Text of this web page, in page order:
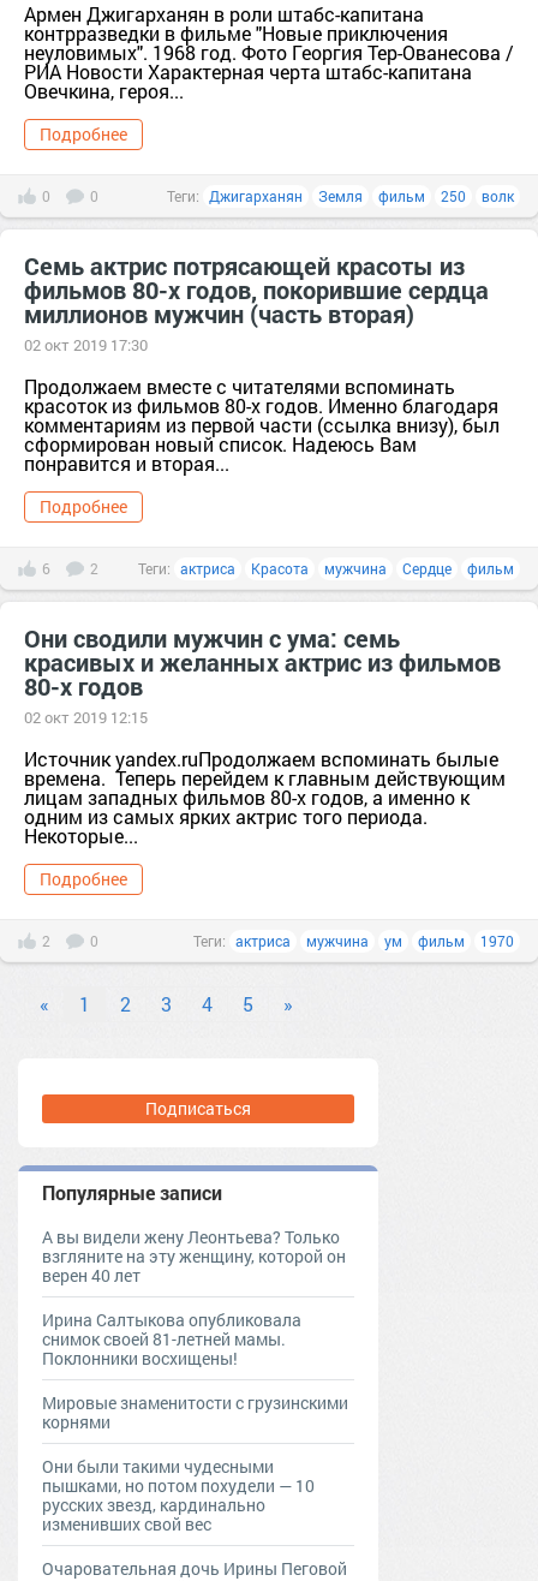
Армен Джигарханян в роли штабс-капитана
контрразведки в фильме "Новые приключения
неуловимых". 1968 год. Фото Георгия Тер-Ованесова /
РИА Новости Характерная черта штабс-капитана
Овечкина, героя...
Подробнее
0 0 Теги: Джигарханян Земля фильм 250 волк
Семь актрис потрясающей красоты из
фильмов 80-х годов, покорившие сердца
миллионов мужчин (часть вторая)
02 окт 2019 17:30
Продолжаем вместе с читателями вспоминать
красоток из фильмов 80-х годов. Именно благодаря
комментариям из первой части (ссылка внизу), был
сформирован новый список. Надеюсь Вам
понравится и вторая...
Подробнее
6 2 Теги: актриса Красота мужчина Сердце фильм
Они сводили мужчин с ума: семь
красивых и желанных актрис из фильмов
80-х годов
02 окт 2019 12:15
Источник yandex.ruПродолжаем вспоминать былые
времена. Теперь перейдем к главным действующим
лицам западных фильмов 80-х годов, а именно к
одним из самых ярких актрис того периода.
Некоторые...
Подробнее
2 0 Теги: актриса мужчина ум фильм 1970
« 1 2 3 4 5 »
Подписаться
Популярные записи
А вы видели жену Леонтьева? Только
взгляните на эту женщину, которой он
верен 40 лет
Ирина Салтыкова опубликовала
снимок своей 81-летней мамы.
Поклонники восхищены!
Мировые знаменитости с грузинскими
корнями
Они были такими чудесными
пышками, но потом похудели — 10
русских звезд, кардинально
изменивших свой вес
Очаровательная дочь Ирины Пеговой